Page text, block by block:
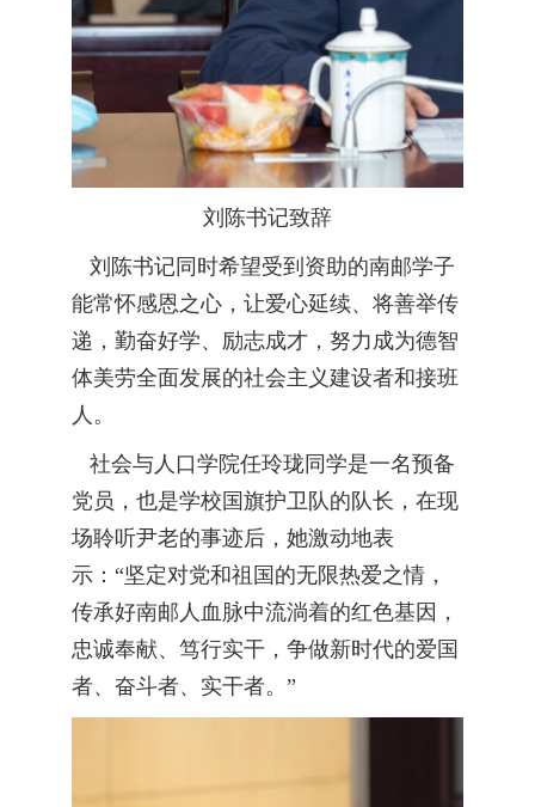
刘陈书记致辞
刘陈书记同时希望受到资助的南邮学子
能常怀感恩之心，让爱心延续、将善举传
递，勤奋好学、励志成才，努力成为德智
体美劳全面发展的社会主义建设者和接班
人。
社会与人口学院任玲珑同学是一名预备
党员，也是学校国旗护卫队的队长，在现
场聆听尹老的事迹后，她激动地表
示：“坚定对党和祖国的无限热爱之情，
传承好南邮人血脉中流淌着的红色基因，
忠诚奉献、笃行实干，争做新时代的爱国
者、奋斗者、实干者。”